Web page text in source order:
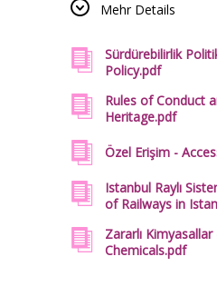
umweltfreundlichen
der Zusammenarbeit
minimieren wir unsere
verbinden Luxus mit
zukünftigen
Welt zu hinterlassen.
Mehr Details
Sürdürebilirlik
Policy.pdf
Rules of Conduct
Heritage.pdf
Özel Erişim -
Istanbul Raylı
of Railways in
Zararlı
Chemicals.pdf